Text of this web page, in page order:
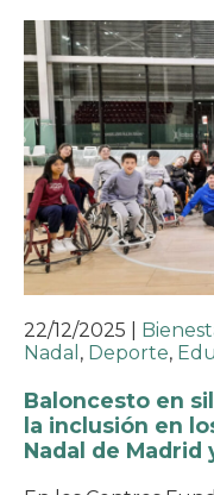
22/12/2025
Nadal , Deporte,
Baloncesto en
la inclusión en
Nadal de Madrid